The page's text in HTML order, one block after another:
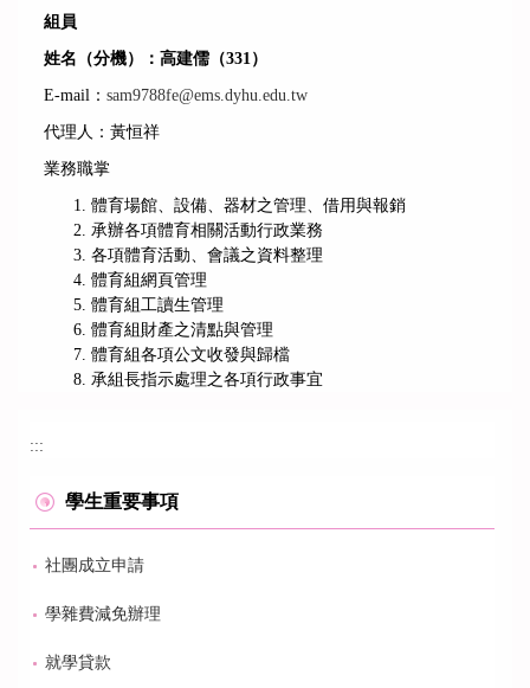
組員
姓名（分機）：高建儒（331）
E-mail： sam9788fe@ems.dyhu.edu.tw
代理人：黃恒祥
業務職掌
體育場館、設備、器材之管理、借用與報銷
承辦各項體育相關活動行政業務
各項體育活動、會議之資料整理
體育組網頁管理
體育組工讀生管理
體育組財產之清點與管理
體育組各項公文收發與歸檔
承組長指示處理之各項行政事宜
:::
學生重要事項
社團成立申請
學雜費減免辦理
就學貸款